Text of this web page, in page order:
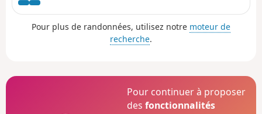
Pour plus de randonnées, utilisez notre moteur de
recherche.
Pour continuer à proposer
desfonctionnalités